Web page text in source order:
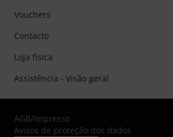
Vouchers
Contacto
Loja física
Assistência - Visão geral
AGB/Impresso
Avisos de proteção dos dados